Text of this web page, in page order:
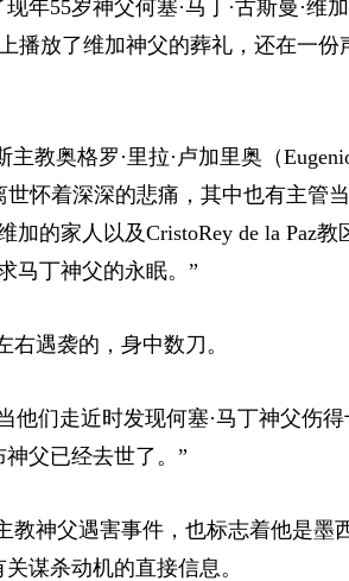
年55岁神父何塞·马丁·古斯曼·维加
播放了维加神父的葬礼，还在一份
教奥格罗·里拉·卢加里奥（
世怀着深深的悲痛，其中也有主管
加的家人以及CristoRey de la Paz教
马丁神父的永眠。”
遇袭的，身中数刀。
他们走近时发现何塞·马丁神父伤
父已经去世了。”
教神父遇害事件，也标志着他是墨
谋杀动机的直接信息。